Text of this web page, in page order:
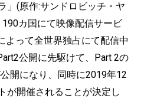
」(原作:サンドロビッチ・ヤ
カ国にて映像配信サービ
よって全世界独占にて配信中
公開に先駆けて、Part 2の
開になり、同時に2019年12
が開催されることが決定し